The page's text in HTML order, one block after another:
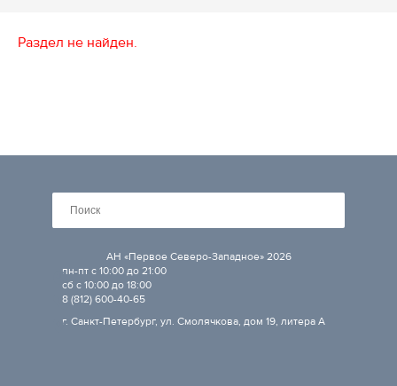
Раздел не найден.
АН «Первое Северо-Западное» 2026
пн-пт с 10:00 до 21:00
сб с 10:00 до 18:00
8 (812) 600-40-65
г. Санкт-Петербург, ул. Смолячкова, дом 19, литера А